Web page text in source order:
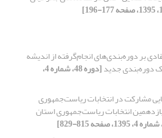
بر دوره‌بندی‌های انجام‌گرفته از اندیشه
دوره‌بندی جدید [دوره 48، شماره 4،
مشارکت در انتخابات ریاست‌جمهوری
انتخابات ریاست‌جمهوری استان